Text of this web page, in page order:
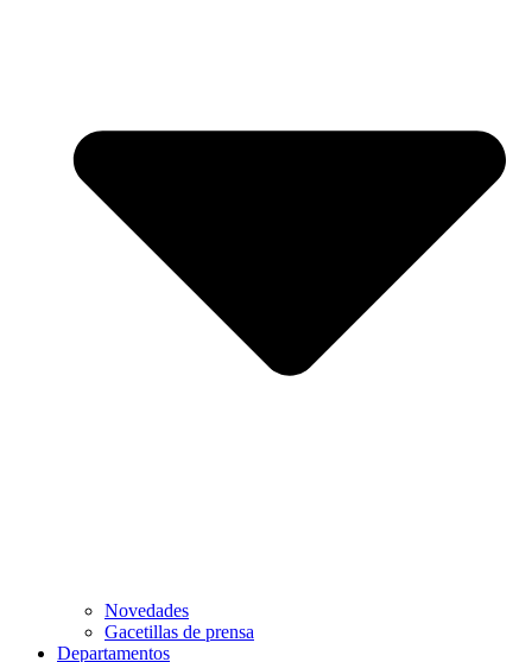
Novedades
Gacetillas de prensa
Departamentos